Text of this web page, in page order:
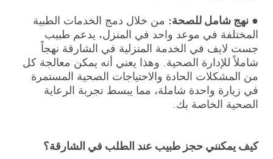
● نهج شامل للصحة: من خلال دمج الخدمات الطبية
المختلفة في موعد واحد في المنزل، يدعم طبيب
جست لايف في الخدمة المنزلية في الشارقة نهجاً
شاملاً للإدارة الصحية. وهذا يعني أنه يمكن معالجة كل
من المشكلات الحادة والاحتياجات الصحية المستمرة
في زيارة واحدة شاملة، مما يبسط تجربة الرعاية
الصحية الخاصة بك.
كيف يمكنني حجز طبيب عند الطلب في الشارقة؟